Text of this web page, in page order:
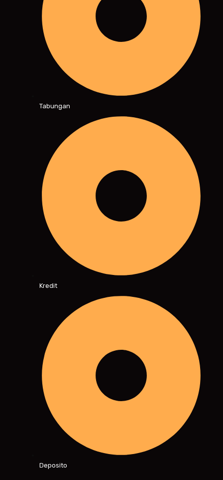
Tabungan
Kredit
Deposito